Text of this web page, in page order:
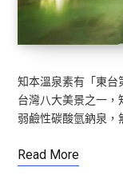
知本溫泉素有「東台
台灣八大美景之一，
弱鹼性碳酸氫鈉泉，
Read More